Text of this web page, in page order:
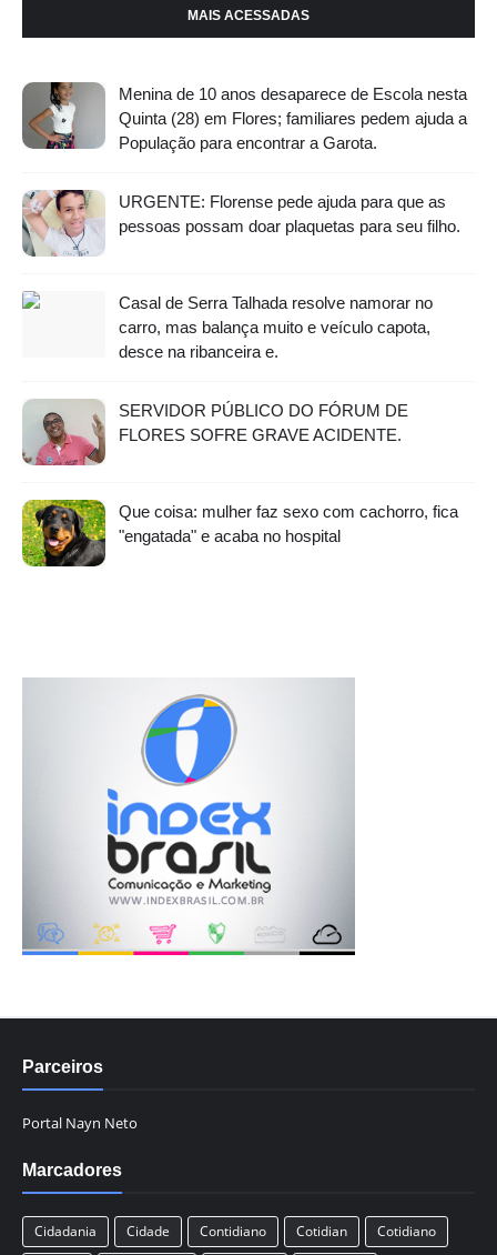
MAIS ACESSADAS
Menina de 10 anos desaparece de Escola nesta
Quinta (28) em Flores; familiares pedem ajuda a
População para encontrar a Garota.
URGENTE: Florense pede ajuda para que as
pessoas possam doar plaquetas para seu filho.
Casal de Serra Talhada resolve namorar no
carro, mas balança muito e veículo capota,
desce na ribanceira e.
SERVIDOR PÚBLICO DO FÓRUM DE
FLORES SOFRE GRAVE ACIDENTE.
Que coisa: mulher faz sexo com cachorro, fica
"engatada" e acaba no hospital
Parceiros
Portal Nayn Neto
Marcadores
Cidadania Cidade Contidiano Cotidian Cotidiano